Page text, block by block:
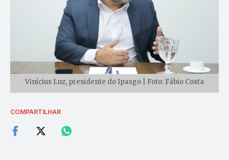
Vinícius Luz, presidente do Ipasgo | Foto: Fábio Costa
COMPARTILHAR